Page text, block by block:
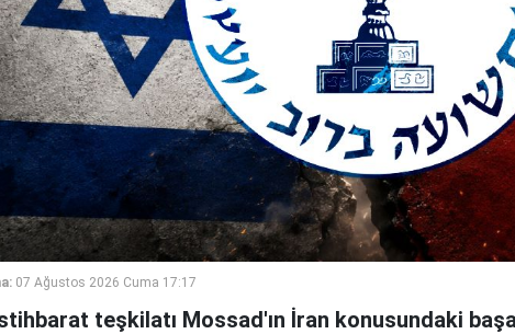
07 Ağustos 2026 Cuma 17:17
teşkilatı Mossad'ın İran konusundaki